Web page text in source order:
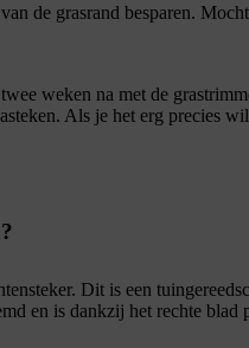
de grasrand besparen.
weken na met de
Als je het erg precies
Dit is een
en is dankzij het rechte blad